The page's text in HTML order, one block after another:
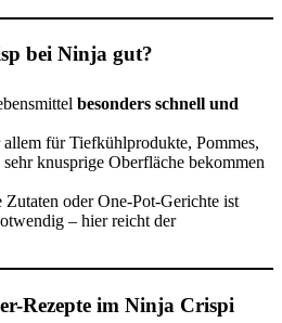
bei Ninja gut?
besonders schnell und
für Tiefkühlprodukte, Pommes,
knusprige Oberfläche bekommen
oder One-Pot-Gerichte ist
– hier reicht der
Rezepte im Ninja Crispi